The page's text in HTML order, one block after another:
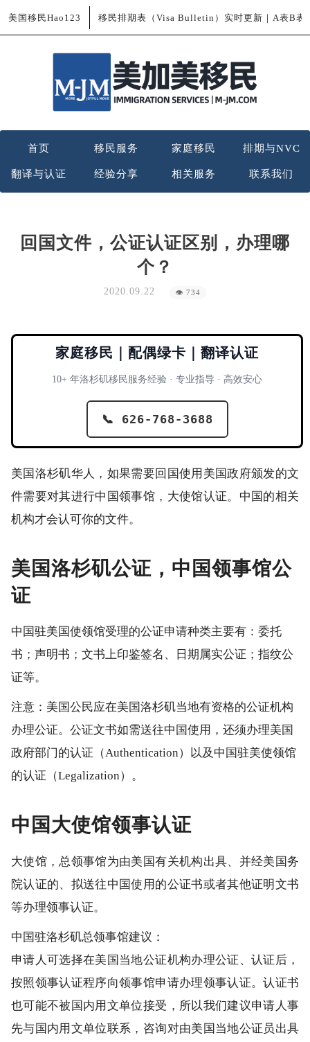
美国移民Hao123 移民排期表（Visa Bulletin）实时更新｜A表B表
首页 移民服务 家庭移民 排期与NVC
翻译与认证 经验分享 相关服务 联系我们
回国文件，公证认证区别，办理哪
个？
2020.09.22 👁 734
家庭移民｜配偶绿卡｜翻译认证
10+ 年洛杉矶移民服务经验 · 专业指导 · 高效安心
📞 626-768-3688
美国洛杉矶华人，如果需要回国使用美国政府颁发的文
件需要对其进行中国领事馆，大使馆认证。中国的相关
机构才会认可你的文件。
美国洛杉矶公证，中国领事馆公
证
中国驻美国使领馆受理的公证申请种类主要有：委托
书；声明书；文书上印鉴签名、日期属实公证；指纹公
证等。
注意：美国公民应在美国洛杉矶当地有资格的公证机构
办理公证。公证文书如需送往中国使用，还须办理美国
政府部门的认证（Authentication）以及中国驻美使领馆
的认证（Legalization）。
中国大使馆领事认证
大使馆，总领事馆为由美国有关机构出具、并经美国务
院认证的、拟送往中国使用的公证书或者其他证明文书
等办理领事认证。
中国驻洛杉矶总领事馆建议：
申请人可选择在美国当地公证机构办理公证、认证后，
按照领事认证程序向领事馆申请办理领事认证。认证书
也可能不被国内用文单位接受，所以我们建议申请人事
先与国内用文单位联系，咨询对由美国当地公证员出具